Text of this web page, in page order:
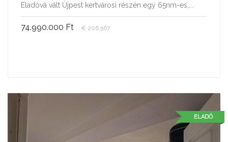
Eladóvá vált Újpest kertvárosi részén egy 65nm-es,...
74.990.000 Ft € 206.567
ELADÓ